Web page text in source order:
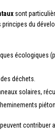
sont
du
écologiques
déchets.
solaires,
contribuer